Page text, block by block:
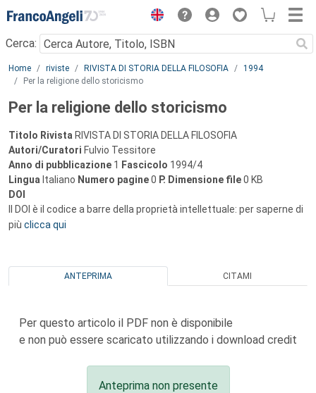
Menu
Cerca:
Main content
Home riviste RIVISTA DI STORIA DELLA FILOSOFIA
1994
Per la religione dello storicismo
Per la religione dello storicismo
Titolo Rivista RIVISTA DI STORIA DELLA FILOSOFIA
Autori/Curatori Fulvio Tessitore
Anno di pubblicazione 1 Fascicolo 1994/4
Lingua Italiano Numero pagine0 P. Dimensione file0 KB
DOI
Il DOI è il codice a barre della proprietà intellettuale: per saperne di
più clicca qui
ANTEPRIMA CITAMI
Per questo articolo il PDF non è disponibile
e non può essere scaricato utilizzando i download credit
Anteprima non presente